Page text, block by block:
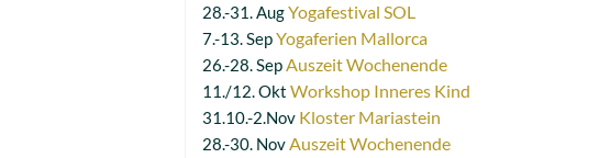
28.-31. AugYogafestival SOL
7.-13. SepYogaferien Mallorca
26.-28. SepAuszeit Wochenende
11./12. Okt Workshop Inneres Kind
31.10.-2.Nov Kloster Mariastein
28.-30. NovAuszeit Wochenende